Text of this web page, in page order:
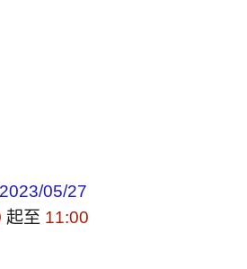
2023/05/27
起至 11:00